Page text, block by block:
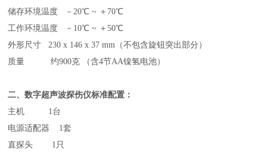
储存环境温度 －20℃ ~ ＋70℃
工作环境温度 －10℃ ~ ＋50℃
外形尺寸 230 x 146 x 37 mm（不包含旋钮突出部分）
质量 约900克 （含4节AA镍氢电池）
二、数字超声波探伤仪标准配置：
主机 1台
电源适配器 1套
直探头 1只